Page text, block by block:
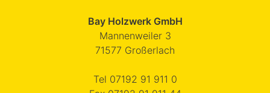
Bay Holzwerk GmbH
Mannenweiler 3
71577 Großerlach
Tel 07192 91 911 0